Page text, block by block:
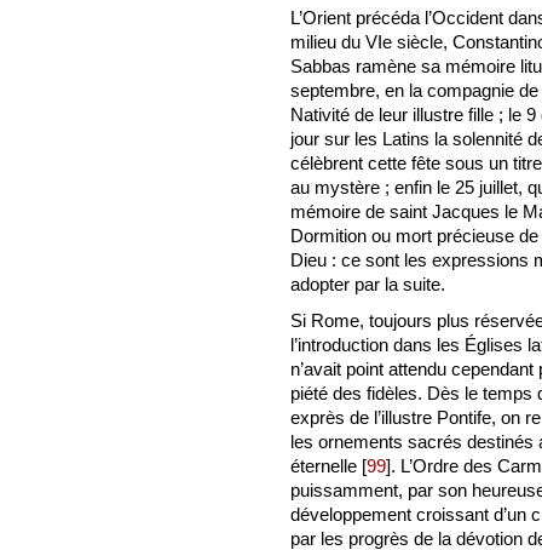
L’Orient précéda l’Occident
milieu du VIe siècle,
Sabbas ramène sa mémoire
septembre, en la compagnie
Nativité de leur illustre fille ; le
jour sur les Latins la solennité
célèbrent cette fête sous un
au mystère ; enfin le 25 juillet,
mémoire de saint Jacques le
Dormition ou mort précieuse
Dieu : ce sont les expressions
adopter par la suite.
Si Rome, toujours plus
l’introduction dans les Églises
n’avait point attendu
piété des fidèles. Dès le temps
exprès de l’illustre Pontife, on
les ornements sacrés destinés
éternelle [99]. L’Ordre des
puissamment, par son
développement croissant d’un
par les progrès de la dévotion